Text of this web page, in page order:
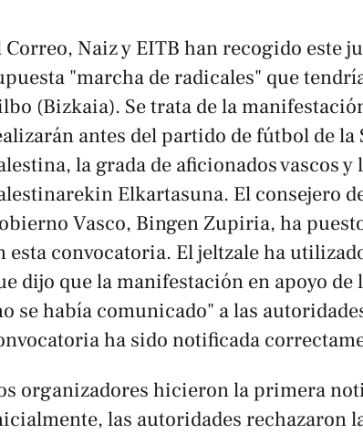
Correo, Naizy EITB han recogido este
"marcha de radicales" que
(Bizkaia). Se trata de la
antes del partido de fútbol de la
la grada de aficionados vascos
Elkartasuna. El consejero
Vasco, Bingen Zupiria, ha
esta convocatoria. El jeltzale ha
dijo que la manifestación en apoyo
se había comunicado" a las
ha sido notificada
organizadores hicieron la primera
las autoridades rechazaron